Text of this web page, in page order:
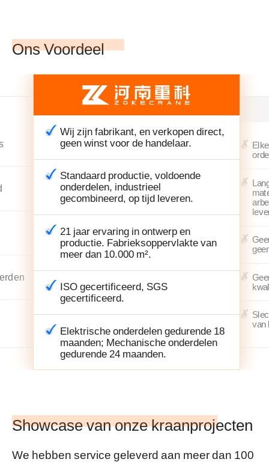
Ons Voordeel
Wij zijn fabrikant, en verkopen direct,
geen winst voor de handelaar.
Standaard productie, voldoende
onderdelen, industrieel
gecombineerd, op tijd leveren.
21 jaar ervaring in ontwerp en
productie. Fabrieksoppervlakte van
meer dan 10.000 m².
ISO gecertificeerd, SGS
gecertificeerd.
Elektrische onderdelen gedurende 18
maanden; Mechanische onderdelen
gedurende 24 maanden.
van
Showcase van onze kraanprojecten
We hebben service geleverd aan meer dan 100